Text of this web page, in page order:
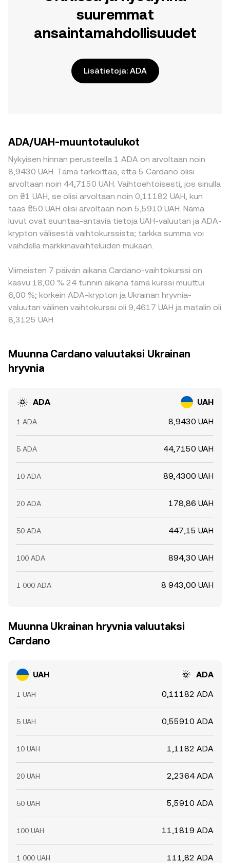
suuremmat
ansaintamahdollisuudet
Lisätietoja: ADA
ADA/UAH-muuntotaulukot
Nykyisen hinnan perusteella 1 ADA on arvoltaan noin
8,9430 UAH. Tämä tarkoittaa, että 5 Cardano olisi
arvoltaan noin 44,7150 UAH. Vaihtoehtoisesti, jos sinulla
on ₴1 UAH, se olisi arvoltaan noin 0,11182 UAH, kun
taas ₴50 UAH olisi arvoltaan noin 5,5910 UAH. Nämä
luvut ovat suuntaa-antavia tietoja UAH-valuutan ja ADA-
krypton välisestä vaihtokurssista; tarkka summa voi
vaihdella markkinavaihteluiden mukaan.
Viimeisten 7 päivän aikana Cardano-vaihtokurssi on
kasvu 18,00 % 24 tunnin aikana tämä kurssi muuttui
6,00 %; korkein ADA-krypton ja Ukrainan hryvnia-
valuutan välinen vaihtokurssi oli 9,4617 UAH ja matalin oli
8,3125 UAH.
Muunna Cardano valuutaksi Ukrainan
hryvnia
ADA UAH
1 ADA 8,9430 UAH
5 ADA 44,7150 UAH
10 ADA 89,4300 UAH
20 ADA 178,86 UAH
50 ADA 447,15 UAH
100 ADA 894,30 UAH
1 000 ADA 8 943,00 UAH
Muunna Ukrainan hryvnia valuutaksi
Cardano
UAH ADA
1 UAH 0,11182 ADA
5 UAH 0,55910 ADA
10 UAH 1,1182 ADA
20 UAH 2,2364 ADA
50 UAH 5,5910 ADA
100 UAH 11,1819 ADA
1 000 UAH 111,82 ADA